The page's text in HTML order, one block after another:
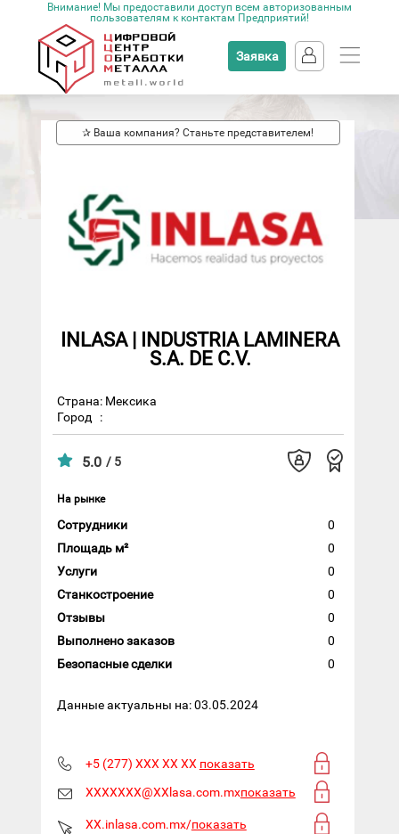
Внимание! Мы предоставили доступ всем авторизованным
пользователям к контактам Предприятий!
Заявка
✰ Ваша компания? Станьте представителем!
INLASA | INDUSTRIA LAMINERA
S.A. DE C.V.
Страна: Мексика
Город
:
5.0 / 5
На рынке
Сотрудники
0
Площадь м²
0
Услуги
0
Станкостроение
0
Отзывы
0
Выполнено заказов
0
Безопасные сделки
0
Данные актуальны на: 03.05.2024
+5 (277) XXX XX XX показать
XXXXXXX@XXlasa.com.mxпоказать
XX.inlasa.com.mx/показать